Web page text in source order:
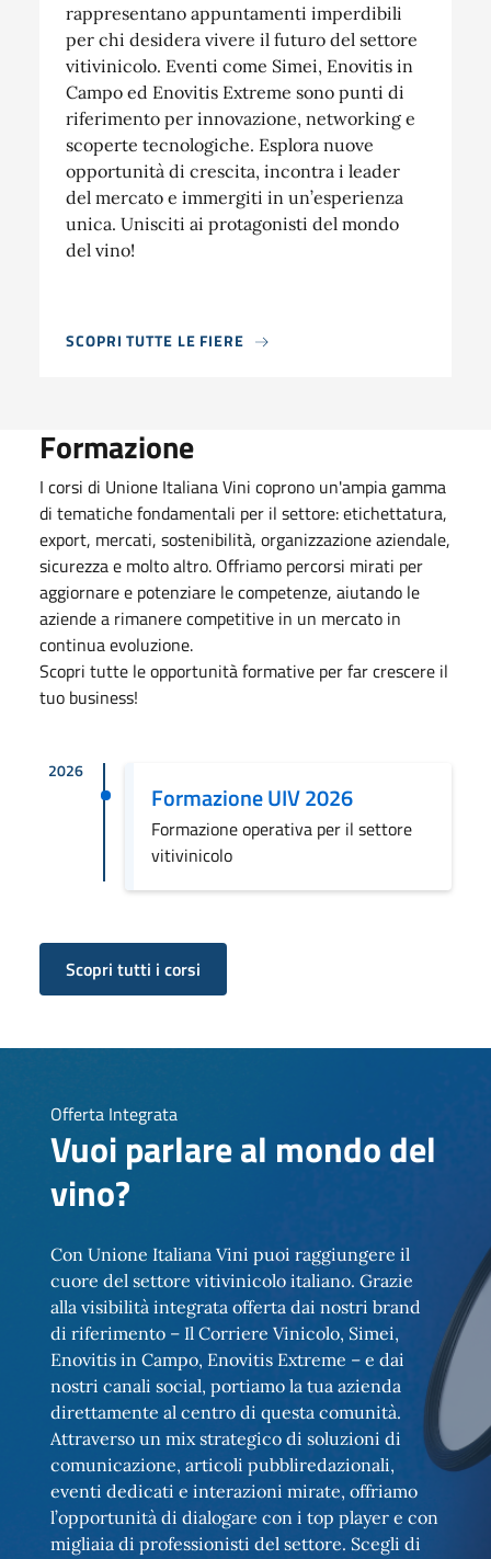
rappresentano appuntamenti imperdibili
per chi desidera vivere il futuro del settore
vitivinicolo. Eventi come Simei, Enovitis in
Campo ed Enovitis Extreme sono punti di
riferimento per innovazione, networking e
scoperte tecnologiche. Esplora nuove
opportunità di crescita, incontra i leader
del mercato e immergiti in un’esperienza
unica. Unisciti ai protagonisti del mondo
del vino!
SCOPRI TUTTE LE FIERE
Formazione
I corsi di Unione Italiana Vini coprono un'ampia gamma
di tematiche fondamentali per il settore: etichettatura,
export, mercati, sostenibilità, organizzazione aziendale,
sicurezza e molto altro. Offriamo percorsi mirati per
aggiornare e potenziare le competenze, aiutando le
aziende a rimanere competitive in un mercato in
continua evoluzione.
Scopri tutte le opportunità formative per far crescere il
tuo business!
2026
Formazione UIV 2026
Formazione operativa per il settore
vitivinicolo
Scopri tutti i corsi
Offerta Integrata
Vuoi parlare al mondo del
vino?
Con Unione Italiana Vini puoi raggiungere il
cuore del settore vitivinicolo italiano. Grazie
alla visibilità integrata offerta dai nostri brand
di riferimento – Il Corriere Vinicolo, Simei,
Enovitis in Campo, Enovitis Extreme – e dai
nostri canali social, portiamo la tua azienda
direttamente al centro di questa comunità.
Attraverso un mix strategico di soluzioni di
comunicazione, articoli pubbliredazionali,
eventi dedicati e interazioni mirate, offriamo
l’opportunità di dialogare con i top player e con
migliaia di professionisti del settore. Scegli di